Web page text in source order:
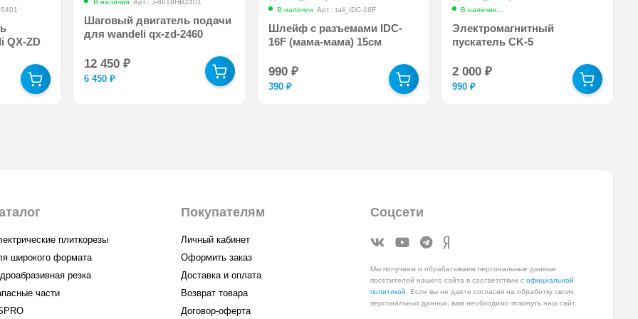
QX-ZD
В наличии Арт.: J-8618HB2401
Шаговый двигатель подачи
для wandeli qx-zd-2460
12 450₽
6 450₽
В наличии Арт.: tail_IDC-16F
Шлейф с разъемами IDC-
16F (мама-мама) 15см
990 ₽
390 ₽
В наличии Арт.: electromagnetic_switch_CK5
Электромагнитный
пускатель CK-5
2 000 ₽
990 ₽
плиткорезы
широкого формата
резка
части
Покупателям
Личный кабинет
Оформить заказ
Доставка и оплата
Возврат товара
Договор-оферта
Соцсети
Мы получаем и обрабатываем персональные данные
посетителей нашего сайта в соответствии с официальной
политикой . Если вы не даете согласия на обработку своих
персональных данных, вам необходимо покинуть наш сайт.